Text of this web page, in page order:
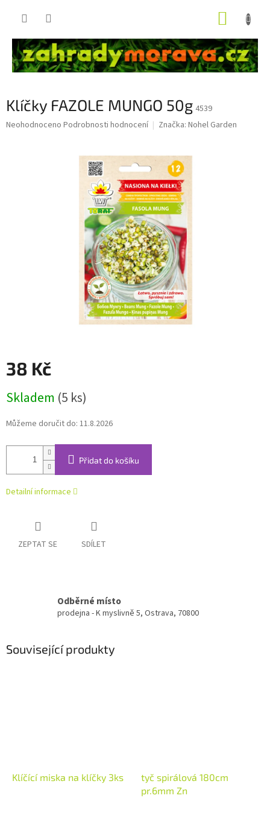
Klíčky FAZOLE MUNGO 50g 4539
Průměrné
Neohodnoceno Podrobnosti hodnocení Značka: Nohel Garden
38 Kč
cena:
Skladem (5 ks)
Můžeme doručit do: 11.8.2026
Přidat do košíku
Detailní informace
ZEPTAT SE SDÍLET
Odběrné místo
prodejna - K myslivně 5, Ostrava, 70800
Související produkty
Klíčící miska na klíčky 3ks
tyč spirálová 180cm
pr.6mm Zn